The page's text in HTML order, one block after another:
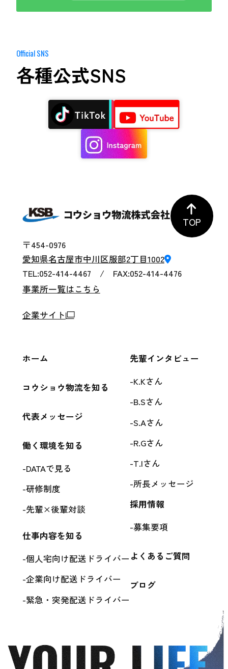
応募前のご相談も承っております
Official SNS
各種公式SNS
TOP
〒454-0976
愛知県名古屋市中川区服部2丁目1002
TEL:052-414-4467 / FAX:052-414-4476
事業所一覧はこちら
企業サイト
ホーム
コウショウ物流を知る
代表メッセージ
働く環境を知る
DATAで見る
研修制度
先輩×後輩対談
仕事内容を知る
個人宅向け配送ドライバー
企業向け配送ドライバー
緊急・突発配送ドライバー
先輩インタビュー
K.Kさん
B.Sさん
S.Aさん
R.Gさん
T.Iさん
所長メッセージ
採用情報
募集要項
よくあるご質問
ブログ